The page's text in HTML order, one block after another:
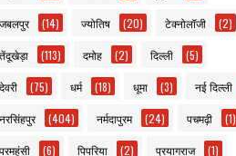
(14) ज्योतिष (20) टेक्नोलॉजी (2)
(113) दमोह (2) दिल्ली (5)
(75) धर्म (18) धूमा (3) नई दिल्ली
(404) नर्मदापुरम (24) पचमढ़ी (1)
(6) पिपरिया (2) प्रयागराज (1)